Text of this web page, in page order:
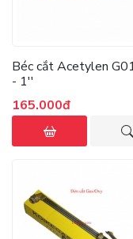
Béc cắt Acetylen
- 1''
165.000đ